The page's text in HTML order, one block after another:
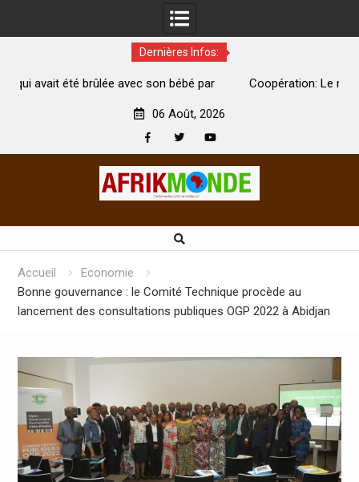
Dernières Infos:
par
Coopération: Le ministre Indien Kirti Vardhan Singh à
06 Août, 2026
Accueil
Economie
Bonne gouvernance : le Comité Technique procède au
lancement des consultations publiques OGP 2022 à Abidjan